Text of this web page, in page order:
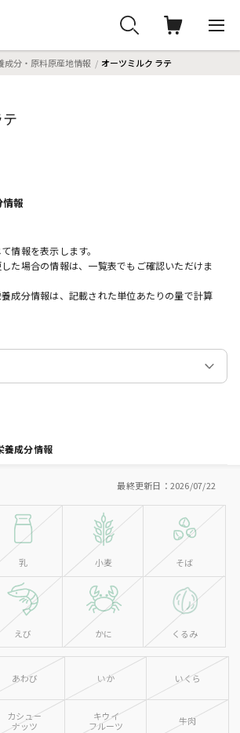
成分・原料原産地情報 オーツミルク ラテ
情報
情報を表示します。
た場合の情報は、一覧表でもご確認いただけま
成分情報は、記載された単位あたりの量で計算
養成分情報
最終更新日：2026/07/22
乳 小麦 そば
えび かに くるみ
あわび いか いくら
カシュー
ナッツ
キウイ
フルーツ
牛肉